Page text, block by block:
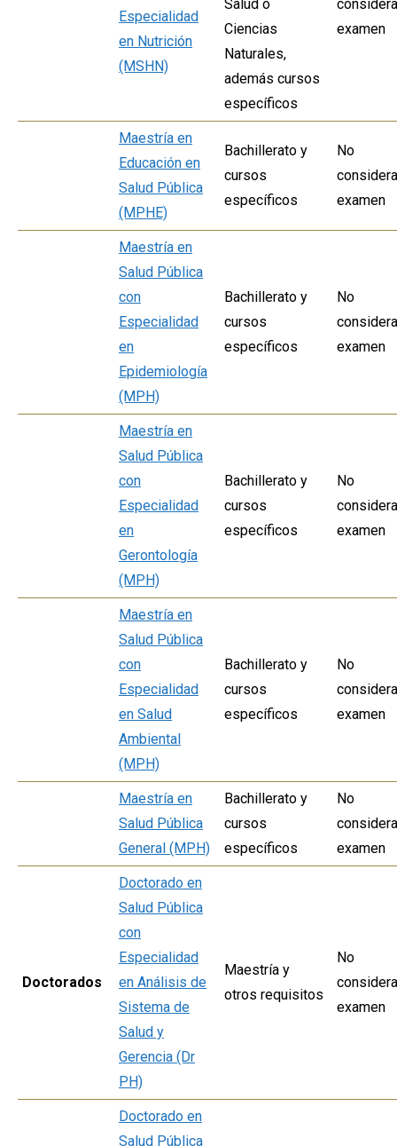
Especialidad
en Nutrición
(MSHN)
Salud o
Ciencias
Naturales,
además cursos
específicos
examen
Maestría en
Educación en
Salud Pública
(MPHE)
Bachillerato y
cursos
específicos
No
examen
Maestría en
Salud Pública
con
Especialidad
en
Epidemiología
(MPH)
Bachillerato y
cursos
específicos
No
examen
Maestría en
Salud Pública
con
Especialidad
en
Gerontología
(MPH)
Bachillerato y
cursos
específicos
No
examen
Maestría en
Salud Pública
con
Especialidad
en Salud
Ambiental
(MPH)
Bachillerato y
cursos
específicos
No
examen
Maestría en
Salud Pública
General (MPH)
Bachillerato y
cursos
específicos
No
examen
Doctorados
Doctorado en
Salud Pública
con
Especialidad
en Análisis de
Sistema de
Salud y
Gerencia (Dr
PH)
Maestría y
otros requisitos
No
examen
Doctorado en
Salud Pública